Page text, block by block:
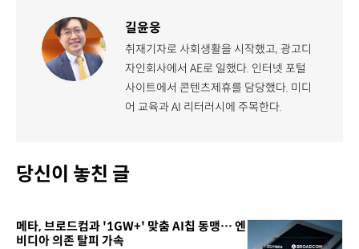
길윤웅
취재기자로 사회생활을 시작했고, 광고디
자인회사에서 AE로 일했다. 인터넷 포털
사이트에서 콘텐츠제휴를 담당했다. 미디
어 교육과 AI 리터러시에 주목한다.
당신이 놓친 글
메타, 브로드컴과 '1GW+' 맞춤 AI칩 동맹… 엔
비디아 의존 탈피 가속